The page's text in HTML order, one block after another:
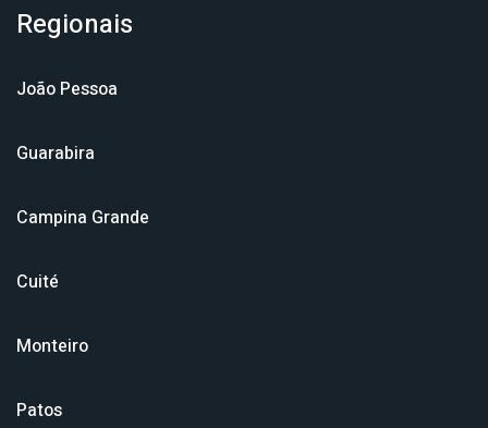
Regionais
João Pessoa
Guarabira
Campina Grande
Cuité
Monteiro
Patos